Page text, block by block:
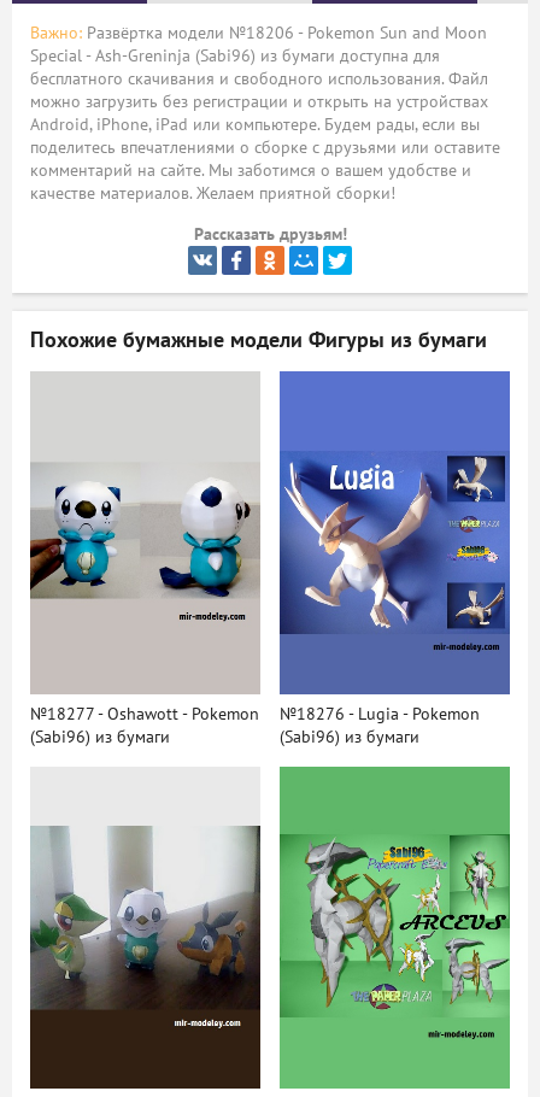
Важно: Развёртка модели №18206 - Pokemon Sun and Moon
Special - Ash-Greninja (Sabi96) из бумаги доступна для
бесплатного скачивания и свободного использования. Файл
можно загрузить без регистрации и открыть на устройствах
Android, iPhone, iPad или компьютере. Будем рады, если вы
поделитесь впечатлениями о сборке с друзьями или оставите
комментарий на сайте. Мы заботимся о вашем удобстве и
качестве материалов. Желаем приятной сборки!
Рассказать друзьям!
Похожие бумажные модели Фигуры из бумаги
№18277 - Oshawott - Pokemon
(Sabi96) из бумаги
№18276 - Lugia - Pokemon
(Sabi96) из бумаги